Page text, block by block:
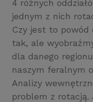
4 różnych
jednym z nich
Czy jest to powód
tak, ale
dla danego
naszym feralnym
Analizy
problem z rotacją.